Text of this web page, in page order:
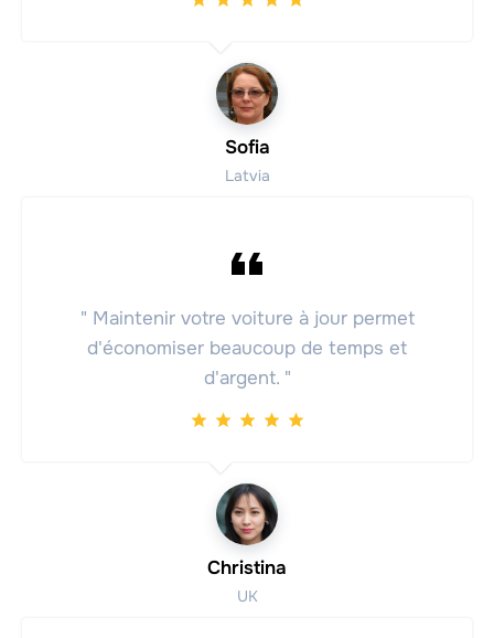
Sofia
Latvia
" Maintenir votre voiture à jour permet
d'économiser beaucoup de temps et
d'argent. "
Christina
UK